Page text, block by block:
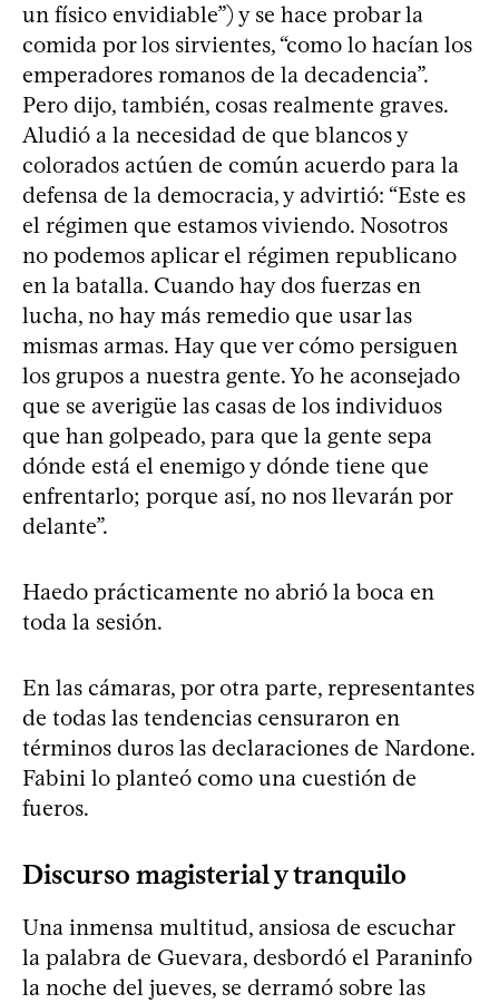
un físico envidiable”) y se hace probar la
comida por los sirvientes, “como lo hacían los
emperadores romanos de la decadencia”.
Pero dijo, también, cosas realmente graves.
Aludió a la necesidad de que blancos y
colorados actúen de común acuerdo para la
defensa de la democracia, y advirtió: “Este es
el régimen que estamos viviendo. Nosotros
no podemos aplicar el régimen republicano
en la batalla. Cuando hay dos fuerzas en
lucha, no hay más remedio que usar las
mismas armas. Hay que ver cómo persiguen
los grupos a nuestra gente. Yo he aconsejado
que se averigüe las casas de los individuos
que han golpeado, para que la gente sepa
dónde está el enemigo y dónde tiene que
enfrentarlo; porque así, no nos llevarán por
delante”.
Haedo prácticamente no abrió la boca en
toda la sesión.
En las cámaras, por otra parte, representantes
de todas las tendencias censuraron en
términos duros las declaraciones de Nardone.
Fabini lo planteó como una cuestión de
fueros.
Discurso magisterial y tranquilo
Una inmensa multitud, ansiosa de escuchar
la palabra de Guevara, desbordó el Paraninfo
la noche del jueves, se derramó sobre las